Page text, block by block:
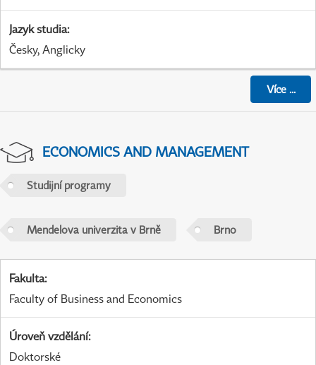
Jazyk studia:
Česky, Anglicky
Více...
ECONOMICS AND MANAGEMENT
Studijní programy
Mendelova univerzita v Brně Brno
Fakulta:
Faculty of Business and Economics
Úroveň vzdělání:
Doktorské